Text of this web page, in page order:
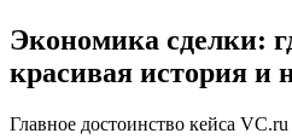
Экономика сделки:
красивая история и
Главное достоинство кейса